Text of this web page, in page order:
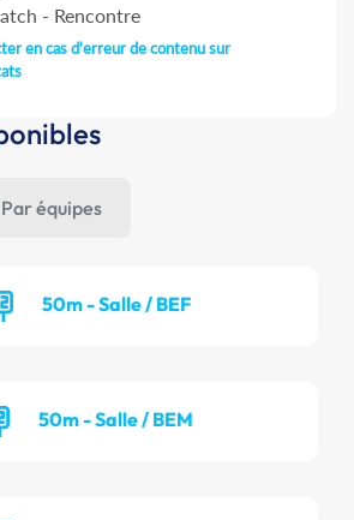
- Rencontre
en cas d'erreur de contenu sur
Par équipes
50m - Salle / BEF
50m - Salle / BEM